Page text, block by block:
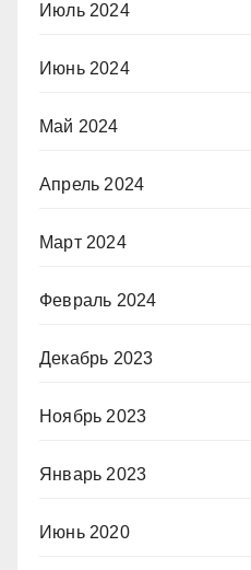
Июль 2024
Июнь 2024
Май 2024
Апрель 2024
Март 2024
Февраль 2024
Декабрь 2023
Ноябрь 2023
Январь 2023
Июнь 2020